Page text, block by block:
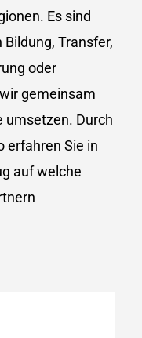
Es sind
Transfer,
oder
gemeinsam
umsetzen. Durch
erfahren Sie in
auf welche